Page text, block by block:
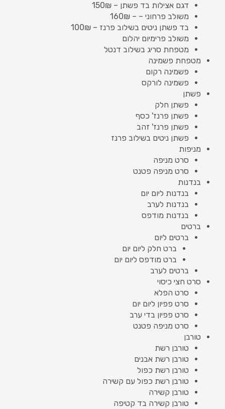
דגם אצילות בד פשתן – 150₪
משולב פרחוני – – 160₪
בד פשתן ניטים בשילוב פרנז – 100₪
משולב פרימיום יהלום
מטפחת סריג בשילוב דנטל
מטפחת פשמינה
פשמינה רקום
פשמינה לורקס
פשתן
פשתן חלק
פשתן פרנז' כסף
פשתן פרנז' זהב
פשתן ניטים בשילוב פרנז
מניפות
סרט מניפה
סרט מניפה פטנט
בנדנות
בנדנות ליום יום
בנדנות לערב
בנדנות מודפס
ברטים
ברטים ליום
ברט חלק ליום יום
ברט מודפס ליום יום
ברטים לערב
סרט חצי כיסוי
סרט הפלא
סרט פפיון ליום יום
סרט פפיון בדי ערב
סרט מניפה פטנט
טורבן
טורבן רשת
טורבן רשת אבנים
טורבן רשת כפול
טורבן רשת כפול עם קשירה
טורבן קשירה
טורבן קשירה בד קטיפה